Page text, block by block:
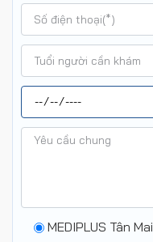
MEDIPLUS Tân Mai